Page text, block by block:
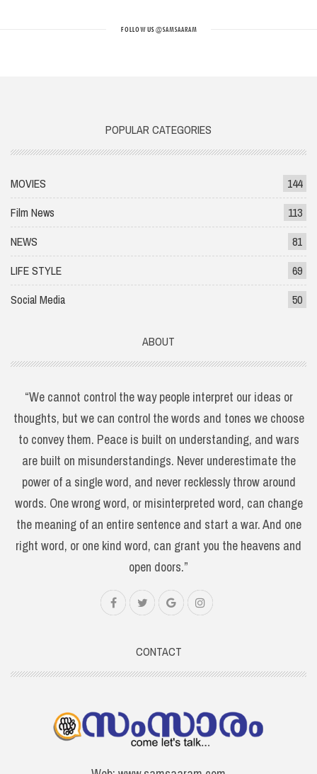
FOLLOW US@SAMSAARAM
POPULAR CATEGORIES
MOVIES
144
Film News
113
NEWS
81
LIFE STYLE
69
Social Media
50
ABOUT
“We cannot control the way people interpret our ideas or
thoughts, but we can control the words and tones we choose
to convey them. Peace is built on understanding, and wars
are built on misunderstandings. Never underestimate the
power of a single word, and never recklessly throw around
words. One wrong word, or misinterpreted word, can change
the meaning of an entire sentence and start a war. And one
right word, or one kind word, can grant you the heavens and
open doors.”
CONTACT